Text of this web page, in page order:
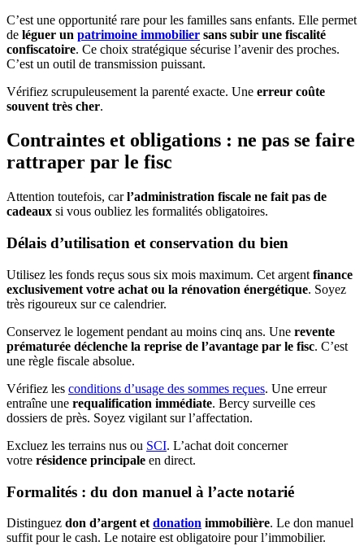
C’est une opportunité rare pour les familles sans enfants. Elle permet
de léguer un patrimoine immobilier sans subir une fiscalité
confiscatoire. Ce choix stratégique sécurise l’avenir des proches.
C’est un outil de transmission puissant.
Vérifiez scrupuleusement la parenté exacte. Une erreur coûte
souvent très cher.
Contraintes et obligations : ne pas se faire
rattraper par le fisc
Attention toutefois, carl’administration fiscale ne fait pas de
cadeaux si vous oubliez les formalités obligatoires.
Délais d’utilisation et conservation du bien
Utilisez les fonds reçus sous six mois maximum. Cet argent finance
exclusivement votre achat ou la rénovation énergétique. Soyez
très rigoureux sur ce calendrier.
Conservez le logement pendant au moins cinq ans. Une revente
prématurée déclenche la reprise de l’avantage par le fisc. C’est
une règle fiscale absolue.
Vérifiez les conditions d’usage des sommes reçues. Une erreur
entraîne une requalification immédiate. Bercy surveille ces
dossiers de près. Soyez vigilant sur l’affectation.
Excluez les terrains nus ou SCI. L’achat doit concerner
votre résidence principale en direct.
Formalités : du don manuel à l’acte notarié
Distinguez don d’argent et donation immobilière. Le don manuel
suffit pour le cash. Le notaire est obligatoire pour l’immobilier.